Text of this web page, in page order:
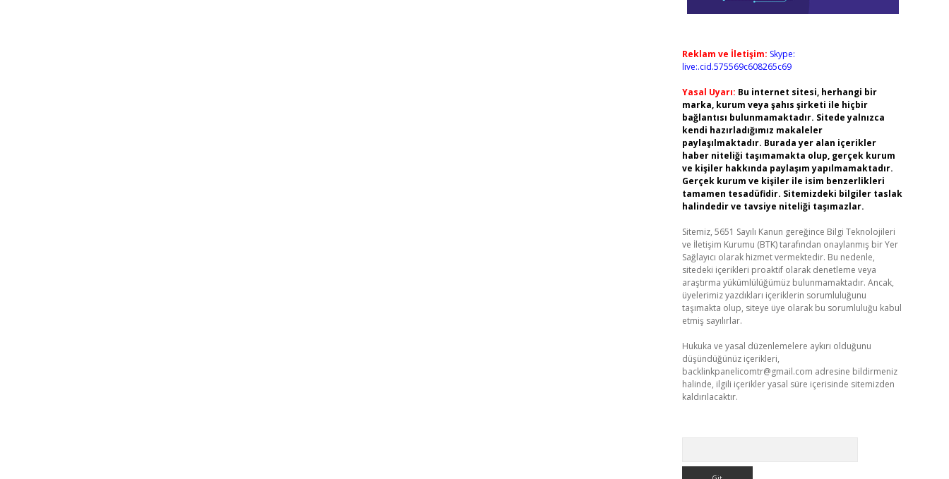
Reklam ve İletişim: Skype:
live:.cid.575569c608265c69
Yasal Uyarı: Bu internet sitesi, herhangi bir
marka, kurum veya şahıs şirketi ile hiçbir
bağlantısı bulunmamaktadır. Sitede yalnızca
kendi hazırladığımız makaleler
paylaşılmaktadır. Burada yer alan içerikler
haber niteliği taşımamakta olup, gerçek kurum
ve kişiler hakkında paylaşım yapılmamaktadır.
Gerçek kurum ve kişiler ile isim benzerlikleri
tamamen tesadüfidir. Sitemizdeki bilgiler taslak
halindedir ve tavsiye niteliği taşımazlar.
Sitemiz, 5651 Sayılı Kanun gereğince Bilgi Teknolojileri
ve İletişim Kurumu (BTK) tarafından onaylanmış bir Yer
Sağlayıcı olarak hizmet vermektedir. Bu nedenle,
sitedeki içerikleri proaktif olarak denetleme veya
araştırma yükümlülüğümüz bulunmamaktadır. Ancak,
üyelerimiz yazdıkları içeriklerin sorumluluğunu
taşımakta olup, siteye üye olarak bu sorumluluğu kabul
etmiş sayılırlar.
Hukuka ve yasal düzenlemelere aykırı olduğunu
düşündüğünüz içerikleri,
backlinkpanelicomtr@gmail.com adresine bildirmeniz
halinde, ilgili içerikler yasal süre içerisinde sitemizden
kaldırılacaktır.